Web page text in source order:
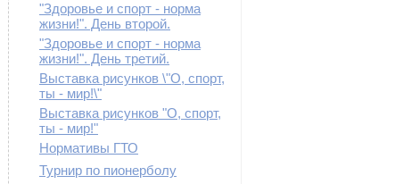
"Здоровье и спорт - норма
жизни!". День второй.
"Здоровье и спорт - норма
жизни!". День третий.
Выставка рисунков \"О, спорт,
ты - мир!\"
Выставка рисунков "О, спорт,
ты - мир!"
Нормативы ГТО
Турнир по пионерболу